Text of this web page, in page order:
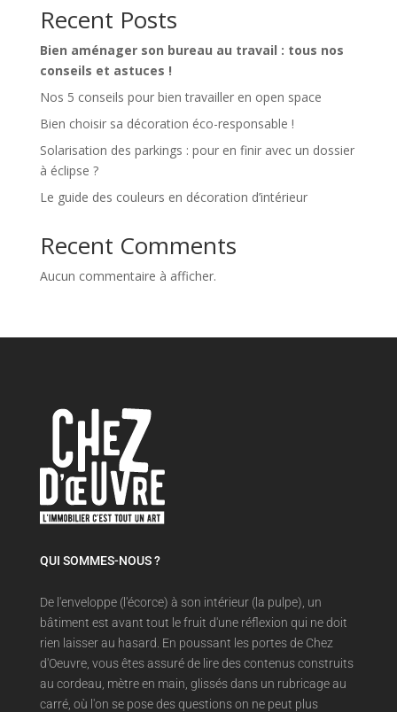
Recent Posts
Bien aménager son bureau au travail : tous nos
conseils et astuces !
Nos 5 conseils pour bien travailler en open space
Bien choisir sa décoration éco-responsable !
Solarisation des parkings : pour en finir avec un dossier
à éclipse ?
Le guide des couleurs en décoration d’intérieur
Recent Comments
Aucun commentaire à afficher.
QUI SOMMES-NOUS ?
De l'enveloppe (l'écorce) à son intérieur (la pulpe), un
bâtiment est avant tout le fruit d'une réflexion qui ne doit
rien laisser au hasard. En poussant les portes de Chez
d'Oeuvre, vous êtes assuré de lire des contenus construits
au cordeau, mètre en main, glissés dans un rubricage au
carré, où l'on se pose des questions on ne peut plus